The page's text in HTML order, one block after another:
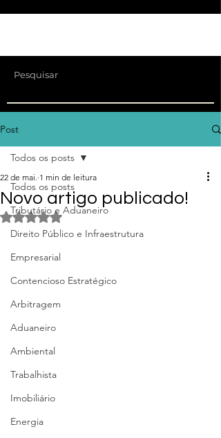
Post
Todos os posts
Tributário e Aduaneiro
Direito Público e Infraestrutura
Empresarial
Contencioso Estratégico
Arbitragem
Aduaneiro
Ambiental
Trabalhista
Imobiliário
Energia
Todos os posts
Novo artigo publicado!
22 de mai. 1 min de leitura
Avaliado com NaN de 5 estrelas.